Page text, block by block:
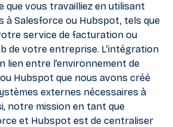
que vous travailliez en utilisant
à Salesforce ou Hubspot, tels que
service de facturation ou
de votre entreprise. L’intégration
lien entre l’environnement de
Hubspot que nous avons créé
externes nécessaires à
notre mission en tant que
et Hubspot est de centraliser